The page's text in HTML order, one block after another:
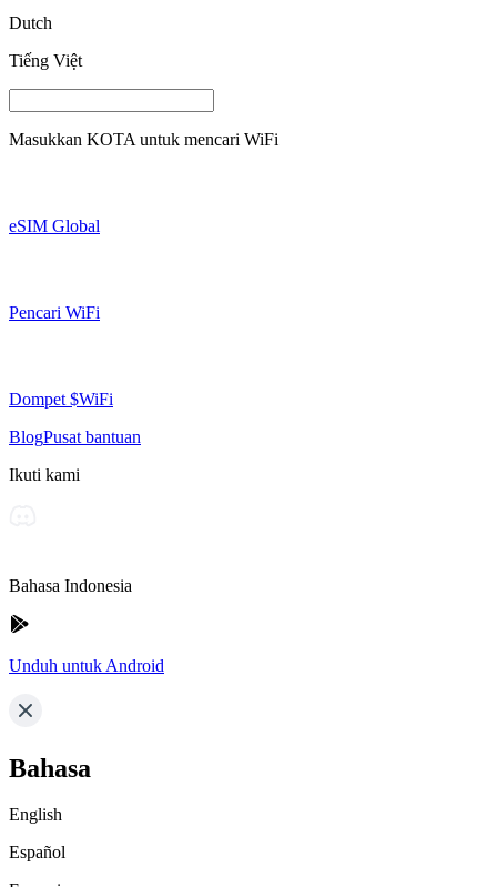
Dutch
Tiếng Việt
Masukkan KOTA untuk mencari WiFi
eSIM Global
Pencari WiFi
Dompet $WiFi
BlogPusat bantuan
Ikuti kami
Bahasa Indonesia
Unduh untuk Android
Bahasa
English
Español